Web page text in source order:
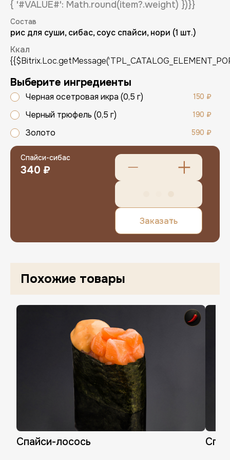
Регистрация
Имя (обязательно)
E-mail (обязательно)
Нажимая «Завершить
{ '#VALUE#': Math.round(item?.weight) })}}
Состав
рис для суши, сибас, соус спайси, нори (1 шт.)
Ккал
Выберите ингредиенты
Черная осетровая икра (0,5 г) 150 ₽
Черный трюфель (0,5 г) 190 ₽
Золото 590 ₽
Спайси-сибас
340 ₽
Заказать
Похожие товары
Спайси-лосось